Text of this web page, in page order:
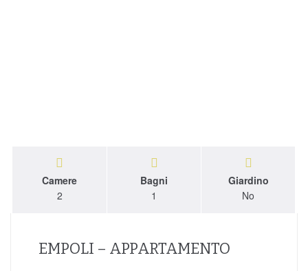
Camere
2
Bagni
1
Giardino
No
EMPOLI – APPARTAMENTO